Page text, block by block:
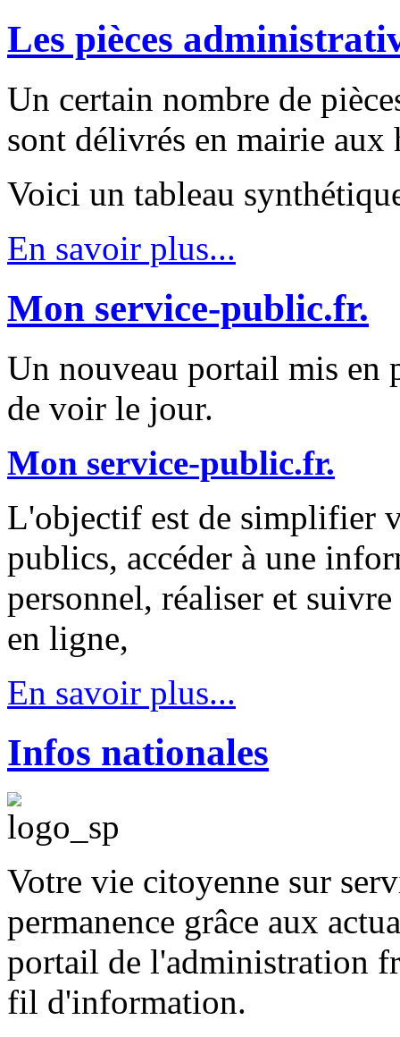
Les pièces
Un certain nombre de
sont délivrés en mairie
Voici un tableau
En savoir plus...
Mon service-public.fr.
Un nouveau portail mis en
de voir le jour.
Mon service-public.fr.
L'objectif est de simplifier
publics, accéder à une
personnel, réaliser et
en ligne,
En savoir plus...
Infos nationales
Votre vie citoyenne sur
permanence grâce aux
portail de l'administration
fil d'information.